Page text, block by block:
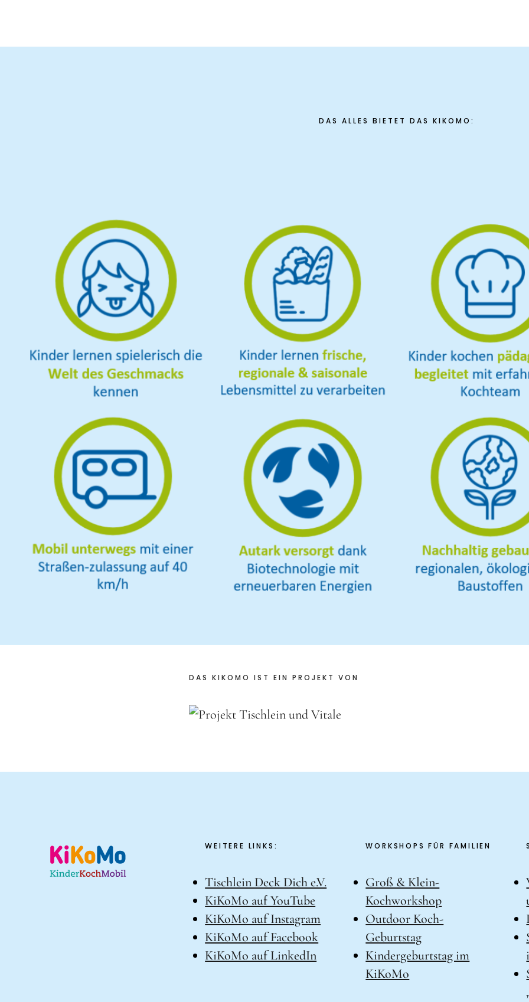
DAS ALLES BIETET DAS KIKOMO:
DAS KIKOMO IST EIN PROJEKT VON
WEITERE LINKS:
Tischlein Deck Dich e.V.
KiKoMo auf YouTube
KiKoMo auf Instagram
KiKoMo auf Facebook
KiKoMo auf LinkedIn
WORKSHOPS FÜR FAMILIEN
Groß & Klein-
Kochworkshop
Outdoor Koch-
Geburtstag
Kindergeburtstag im
KiKoMo